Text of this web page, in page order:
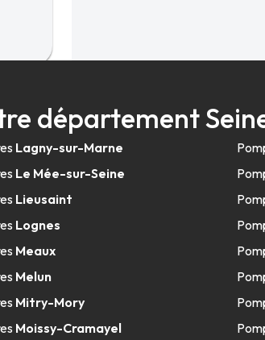
département
Lagny-sur-Marne
Le Mée-sur-Seine
Lieusaint
Lognes
Meaux
Melun
Mitry-Mory
Moissy-Cramayel